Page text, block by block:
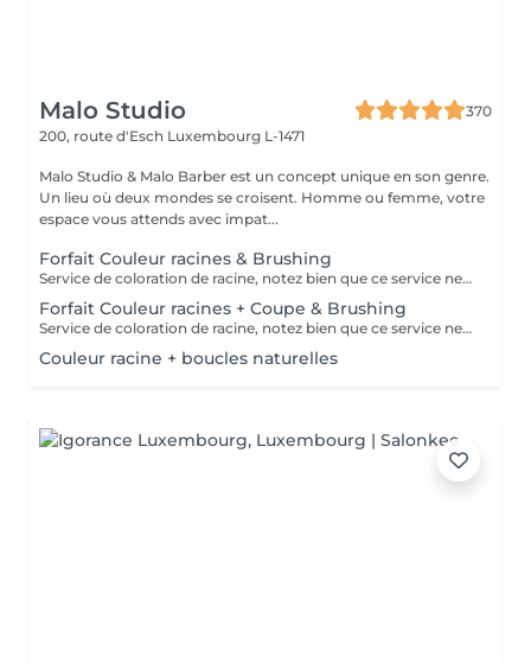
Malo Studio
370
200, route d'Esch Luxembourg L-1471
Malo Studio & Malo Barber est un concept unique en son genre.
Un lieu où deux mondes se croisent. Homme ou femme, votre
espace vous attends avec impat...
Forfait Couleur racines & Brushing
Service de coloration de racine, notez bien que ce service ne permet pas d‘effectuer d’importants éclaircissements tel qu‘un balayage ou des mèches.
Forfait Couleur racines + Coupe & Brushing
Service de coloration de racine, notez bien que ce service ne permet pas d‘effectuer d’importants éclaircissements tel qu‘un balayage ou des mèches.
Couleur racine + boucles naturelles